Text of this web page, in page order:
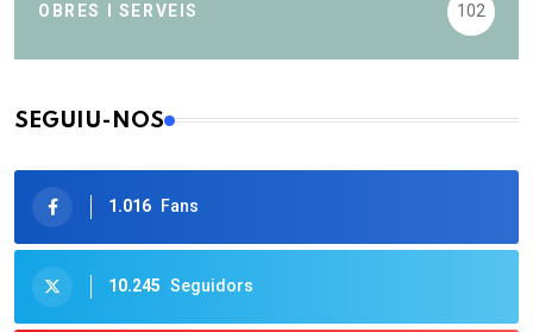
OBRES I SERVEIS 102
SEGUIU-NOS
1.016 Fans
10.245 Seguidors